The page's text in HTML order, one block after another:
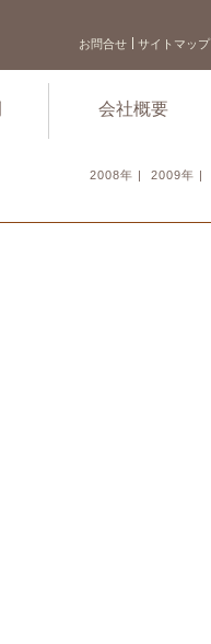
お問合せ サイトマップ
会社概要
2008年 | 2009年 |